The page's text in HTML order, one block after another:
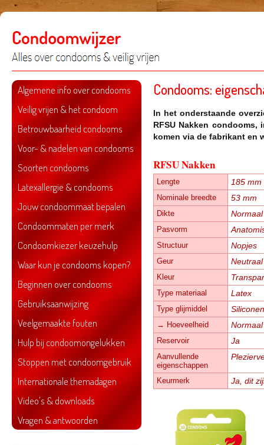
Algemene info over condooms
Veilig vrijen & het condoom
Betrouwbaarheid condooms
Voor- & nadelen van condooms
Soorten condooms
Latexallergie & condooms
Jouw condoommaat bepalen
Condoommaten per merk
Condoomkiezer keuzehulp
Waar kun je condooms kopen?
Beginnen over condooms
Gebruiksaanwijzing
Veelgemaakte fouten
Hulp bij condoomongelukken
Stoppen met condoomgebruik
Internationale themadagen
Video's & downloads
Vragen & antwoorden
Condooms:
In het onderstaande
RFSU Nakken condooms,
komen via de fabrikant en
RFSU Nakken
Lengte 185 mm
Nominale breedte 53 mm
Dikte
Pasvorm
Structuur Nopjes
Geur Neutraal
Kleur
Type materiaal Latex
Type glijmiddel
→ Hoeveelheid Normaal
Reservoir Ja
Aanvullende
eigenschappen
Keurmerk Ja, dit